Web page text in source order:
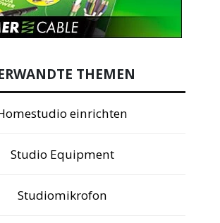
THEMEN
einrichten
Studio Equipment
Studiomikrofon